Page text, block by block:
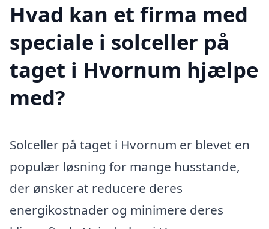
Hvad kan et firma med
speciale i solceller på
taget i Hvornum hjælpe
med?
Solceller på taget i Hvornum er blevet en
populær løsning for mange husstande,
der ønsker at reducere deres
energikostnader og minimere deres